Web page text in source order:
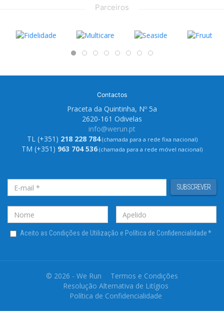
Parceiros
Contactos
Praceta da Quintinha, Nº 5a
2620-161 Odivelas
info@werun.pt
TL (+351) 218 228 784(chamada para a rede fixa nacional)
TM (+351) 963 704 536 (chamada para a rede móvel nacional)
SUBSCREVER
Aceito as Condições de Utilização e Política de Confidencialidade*
© 2026 - We Run
Termos e Condições
Resolução Alternativa de Litígios
Política de Confidencialidade